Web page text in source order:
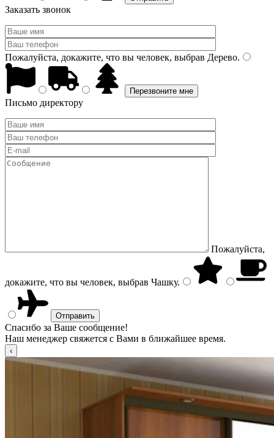
Заказать звонок
Пожалуйста, докажите, что вы человек, выбрав Дерево.
Письмо директору
Пожалуйста,
докажите, что вы человек, выбрав Чашку.
Спасибо за Ваше сообщение!
Наш менеджер свяжется с Вами в ближайшее время.